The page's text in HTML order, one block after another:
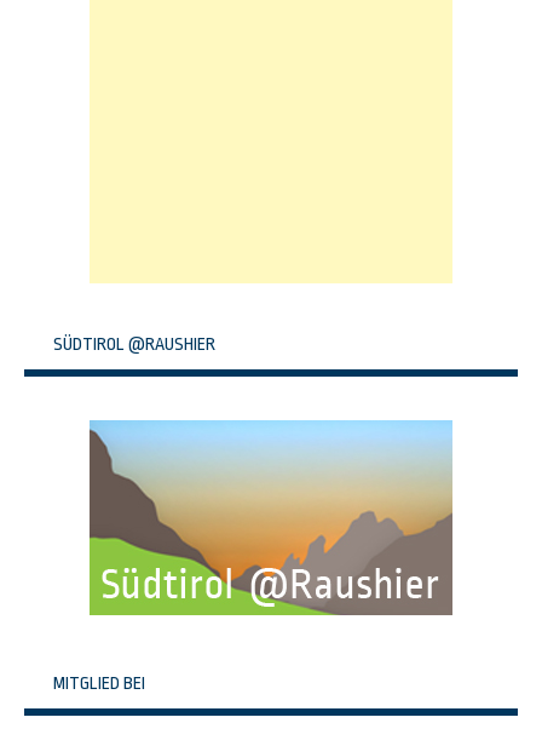
SÜDTIROL @RAUSHIER
MITGLIED BEI